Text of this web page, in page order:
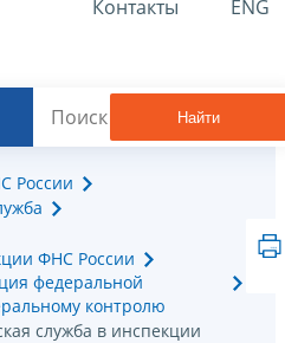
Контакты ENG
Найти
России
ФНС России
федеральной
контролю
служба в инспекции